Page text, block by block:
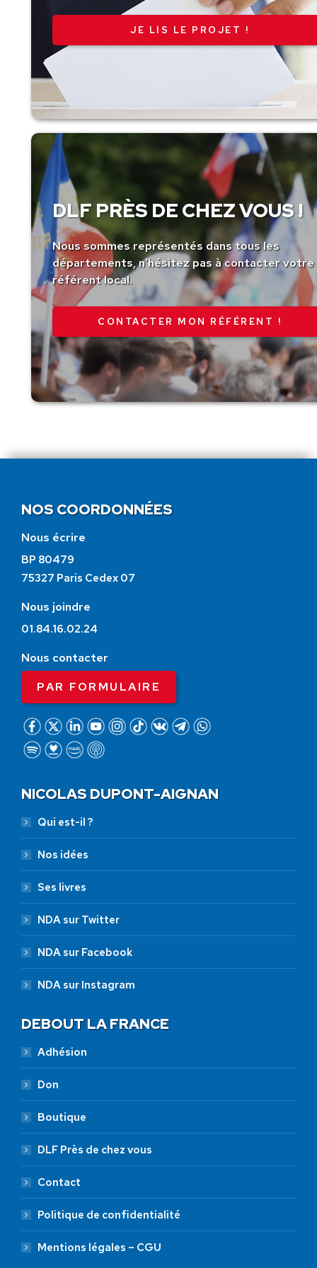
JE LIS LE PROJET !
DLF PRÈS DE CHEZ VOUS !
Nous sommes représentés dans tous les
départements, n’hésitez pas à contacter votre
référent local.
CONTACTER MON RÉFÉRENT !
NOS COORDONNÉES
Nous écrire
BP 80479
75327 Paris Cedex 07
Nous joindre
01.84.16.02.24
Nous contacter
PAR FORMULAIRE
NICOLAS DUPONT-AIGNAN
Qui est-il ?
Nos idées
Ses livres
NDA sur Twitter
NDA sur Facebook
NDA sur Instagram
DEBOUT LA FRANCE
Adhésion
Don
Boutique
DLF Près de chez vous
Contact
Politique de confidentialité
Mentions légales – CGU